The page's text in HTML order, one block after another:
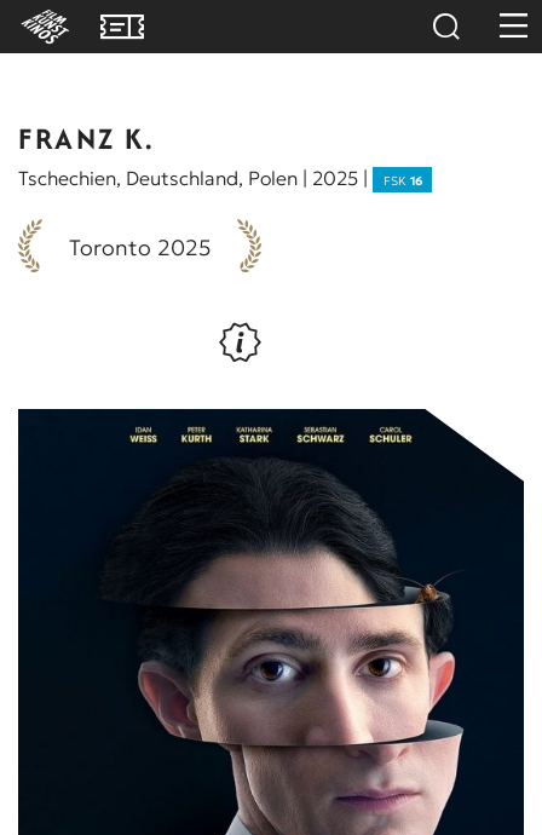
FRANZ K.
Tschechien, Deutschland, Polen | 2025 | FSK 16
Toronto 2025